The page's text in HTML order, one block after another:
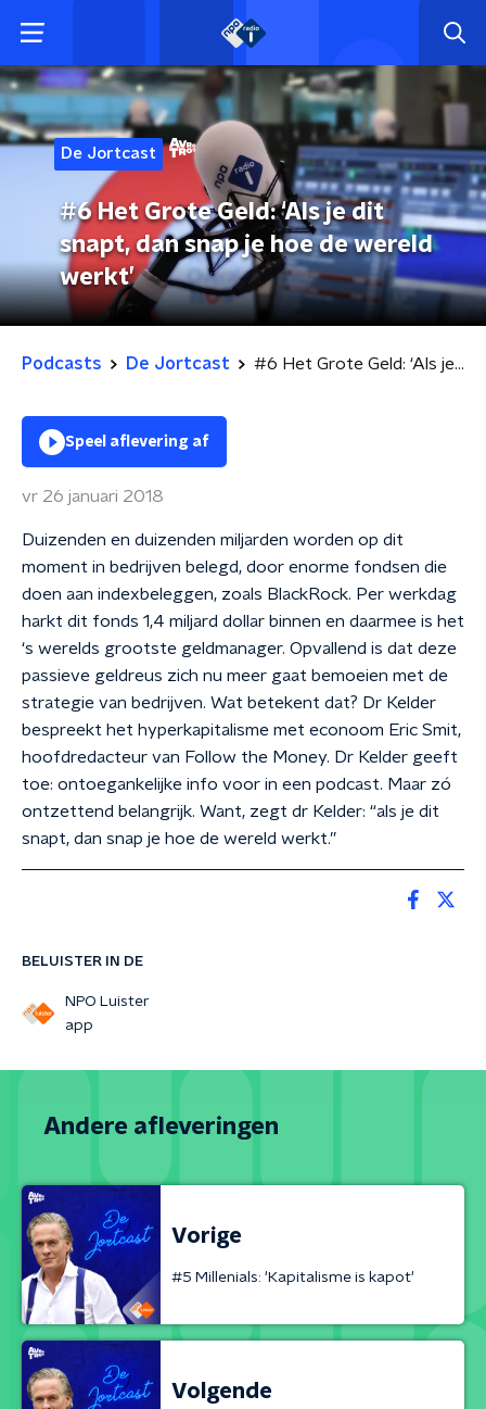
De Jortcast
#6 Het Grote Geld: ‘Als je dit
snapt, dan snap je hoe de wereld
werkt’
Podcasts De Jortcast #6 Het Grote Geld: ‘Als je dit snapt, dan snap je hoe de wereld werkt’
BELUISTER IN DE
NPO Luister
app
Speel aflevering af
vr 26 januari 2018
Duizenden en duizenden miljarden worden op dit
moment in bedrijven belegd, door enorme fondsen die
doen aan indexbeleggen, zoals BlackRock. Per werkdag
harkt dit fonds 1,4 miljard dollar binnen en daarmee is het
‘s werelds grootste geldmanager. Opvallend is dat deze
passieve geldreus zich nu meer gaat bemoeien met de
strategie van bedrijven. Wat betekent dat? Dr Kelder
bespreekt het hyperkapitalisme met econoom Eric Smit,
hoofdredacteur van Follow the Money. Dr Kelder geeft
toe: ontoegankelijke info voor in een podcast. Maar zó
ontzettend belangrijk. Want, zegt dr Kelder: “als je dit
snapt, dan snap je hoe de wereld werkt.”
Andere afleveringen
Vorige
#5 Millenials: 'Kapitalisme is kapot'
Volgende